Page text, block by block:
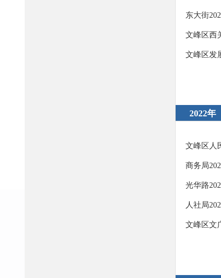
东大街
文峰区西
文峰区发
2022年
文峰区人
商务局
光华路
人社局
文峰区文